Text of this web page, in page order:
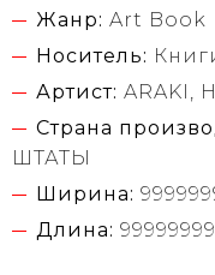
Жанр: Art Book
Носитель:
Артист: ARAKI,
Страна
ШТАТЫ
Ширина:
Длина: